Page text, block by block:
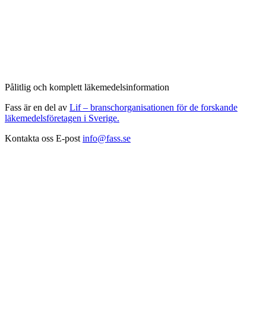
Pålitlig och komplett läkemedelsinformation
Fass är en del av Lif – branschorganisationen för de forskande
läkemedelsföretagen i Sverige.
Kontakta oss E-post info@fass.se